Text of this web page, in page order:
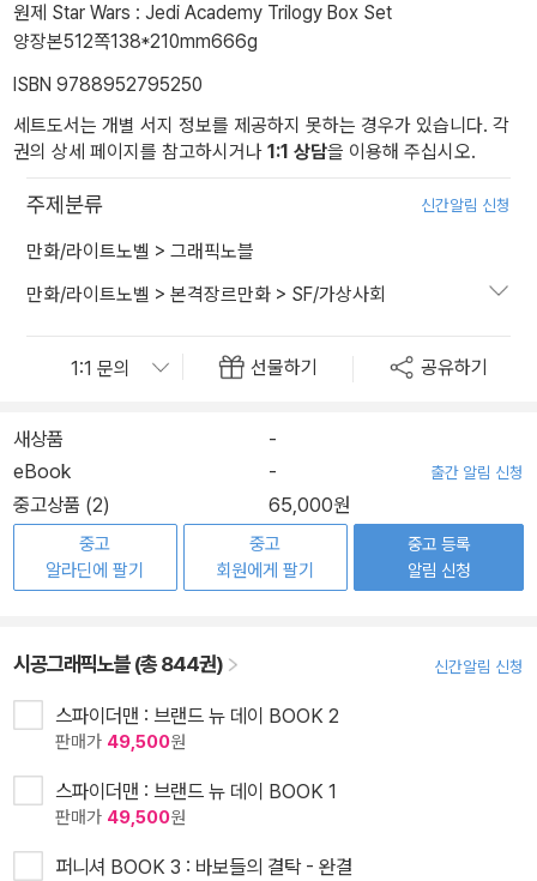
원제 Star Wars : Jedi Academy Trilogy Box Set
양장본512쪽138*210mm666g
ISBN 9788952795250
세트도서는 개별 서지 정보를 제공하지 못하는 경우가 있습니다. 각
권의 상세 페이지를 참고하시거나 1:1 상담을 이용해 주십시오.
주제분류 신간알림 신청
만화/라이트노벨 > 그래픽노블
만화/라이트노벨 > 본격장르만화 > SF/가상사회
선물하기 공유하기
새상품
-
eBook
- 출간 알림 신청
중고상품 (2) 65,000원
중고
알라딘에 팔기
중고
회원에게 팔기
중고 등록
알림 신청
시공그래픽노블 (총 844권) 신간알림 신청
스파이더맨 : 브랜드 뉴 데이 BOOK 2
판매가 49,500원
스파이더맨 : 브랜드 뉴 데이 BOOK 1
판매가 49,500원
퍼니셔 BOOK 3 : 바보들의 결탁 - 완결